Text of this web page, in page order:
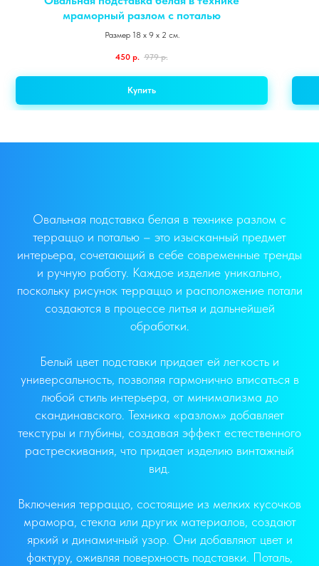
мраморный разлом с поталью
Размер 18 х 9 х 2 см.
450 р. 979 р.
Купить
Овальная подставка белая в технике разлом с
терраццо и поталью – это изысканный предмет
интерьера, сочетающий в себе современные тренды
и ручную работу. Каждое изделие уникально,
поскольку рисунок терраццо и расположение потали
создаются в процессе литья и дальнейшей
обработки.
Белый цвет подставки придает ей легкость и
универсальность, позволяя гармонично вписаться в
любой стиль интерьера, от минимализма до
скандинавского. Техника «разлом» добавляет
текстуры и глубины, создавая эффект естественного
растрескивания, что придает изделию винтажный
вид.
Включения терраццо, состоящие из мелких кусочков
мрамора, стекла или других материалов, создают
яркий и динамичный узор. Они добавляют цвет и
фактуру, оживляя поверхность подставки. Поталь,